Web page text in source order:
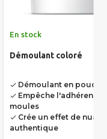
En stock
Démoulant coloré
done Démoulant en
done Empêche l'adhérence
moules
done Crée un effet de
authentique